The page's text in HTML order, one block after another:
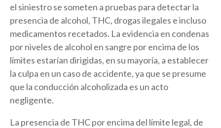
el siniestro se someten a pruebas para detectar la
presencia de alcohol, THC, drogas ilegales e incluso
medicamentos recetados. La evidencia en condenas
por niveles de alcohol en sangre por encima de los
límites estarían dirigidas, en su mayoría, a establecer
la culpa en un caso de accidente, ya que se presume
que la conducción alcoholizada es un acto
negligente.
La presencia de THC por encima del límite legal, de